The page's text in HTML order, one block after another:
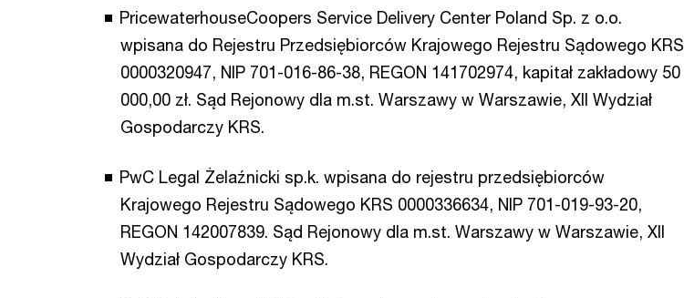
PricewaterhouseCoopers Service Delivery Center Poland Sp. z o.o.
wpisana do Rejestru Przedsiębiorców Krajowego Rejestru Sądowego KRS
0000320947, NIP 701-016-86-38, REGON 141702974, kapitał zakładowy 50
000,00 zł. Sąd Rejonowy dla m.st. Warszawy w Warszawie, XII Wydział
Gospodarczy KRS.
PwC Legal Żelaźnicki sp.k. wpisana do rejestru przedsiębiorców
Krajowego Rejestru Sądowego KRS 0000336634, NIP 701-019-93-20,
REGON 142007839. Sąd Rejonowy dla m.st. Warszawy w Warszawie, XII
Wydział Gospodarczy KRS.